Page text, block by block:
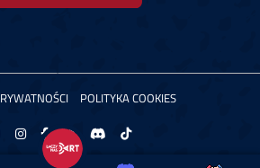
POLITYKA COOKIES